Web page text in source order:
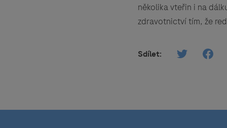
několika vteřin i na
zdravotnictví tím, že
Sdílet: